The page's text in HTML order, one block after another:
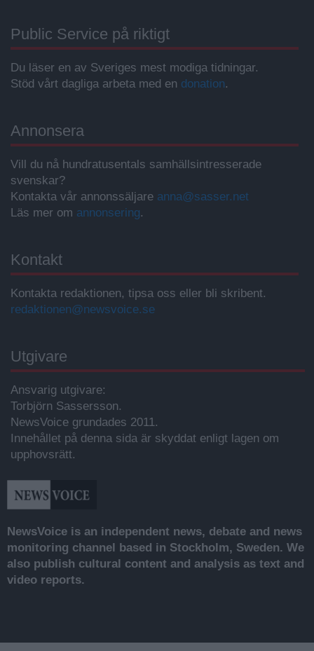
Public Service på riktigt
Du läser en av Sveriges mest modiga tidningar.
Stöd vårt dagliga arbeta med en donation.
Annonsera
Vill du nå hundratusentals samhällsintresserade
svenskar?
Kontakta vår annonssäljare anna@sasser.net
Läs mer om annonsering.
Kontakt
Kontakta redaktionen, tipsa oss eller bli skribent.
redaktionen@newsvoice.se
Utgivare
Ansvarig utgivare:
Torbjörn Sassersson.
NewsVoice grundades 2011.
Innehållet på denna sida är skyddat enligt lagen om
upphovsrätt.
NewsVoice is an independent news, debate and news
monitoring channel based in Stockholm, Sweden. We
also publish cultural content and analysis as text and
video reports.